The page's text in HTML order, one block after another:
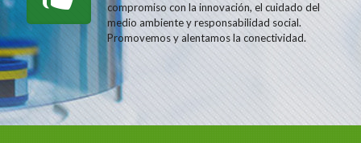
compromiso con la innovación, el cuidado del
medio ambiente y responsabilidad social.
Promovemos y alentamos la conectividad.